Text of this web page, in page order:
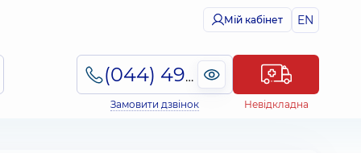
Мій кабінет EN
(044) 495-2-888
Замовити дзвінок Невідкладна